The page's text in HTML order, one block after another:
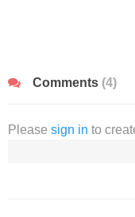
Comments (4)
Please sign in to